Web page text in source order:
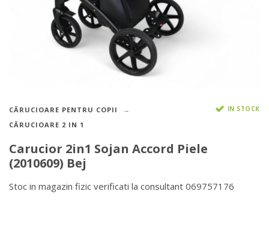
CĂRUCIOARE PENTRU COPII
CĂRUCIOARE 2 IN 1
IN STOCK
Carucior 2in1 Sojan Accord Piele
(2010609) Bej
Stoc in magazin fizic verificati la consultant 069757176